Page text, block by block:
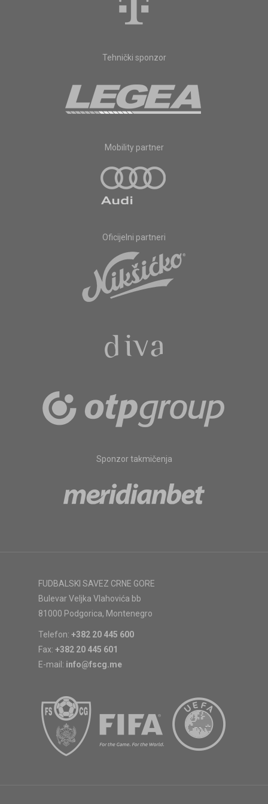
Tehnički sponzor
Mobility partner
Oficijelni partneri
Sponzor takmičenja
FUDBALSKI SAVEZ CRNE GORE
Bulevar Veljka Vlahovića bb
81000 Podgorica, Montenegro
Telefon: +382 20 445 600
Fax: +382 20 445 601
E-mail: info@fscg.me